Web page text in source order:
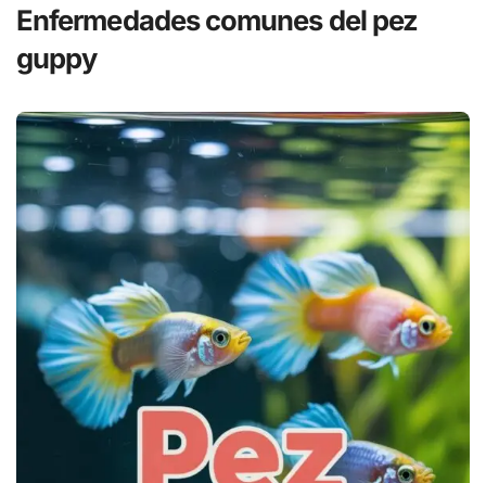
Enfermedades comunes del pez
guppy